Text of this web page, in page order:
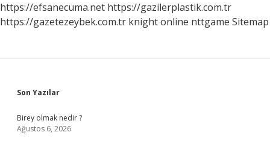
https://efsanecuma.net https://gazilerplastik.com.tr
https://gazetezeybek.com.tr knight online nttgame Sitemap
Sidebar
Son Yazılar
Birey olmak nedir ?
Ağustos 6, 2026